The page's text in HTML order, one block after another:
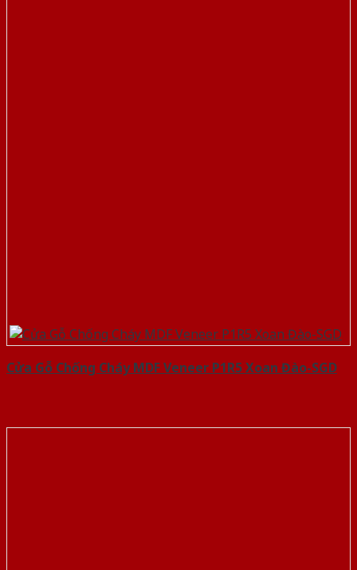
Cửa Gỗ Chống Cháy MDF Veneer P1R5 Xoan Đào-SGD